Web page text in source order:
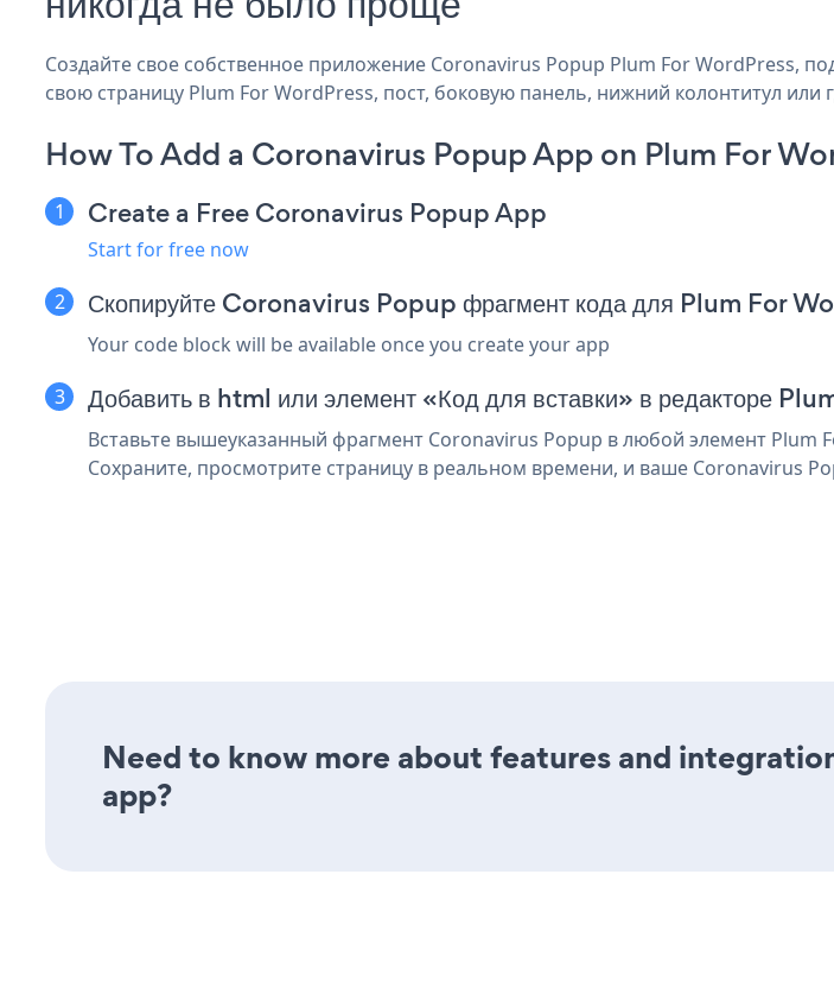
Создайте свое собственное приложение Coronavirus Popup Plum For WordPress,
свою страницу Plum For WordPress, пост, боковую панель, нижний колонтитул или
How To Add a Coronavirus Popup App on Plum For
Create a Free Coronavirus Popup App
Start for free now
Скопируйте Coronavirus Popup фрагмент кода для Plum For
Your code block will be available once you create your app
Добавить в html или элемент «Код для вставки» в редакторе
Вставьте вышеуказанный фрагмент Coronavirus Popup в любой элемент Plum
Сохраните, просмотрите страницу в реальном времени, и ваше Coronavirus
Need to know more about features and
app?